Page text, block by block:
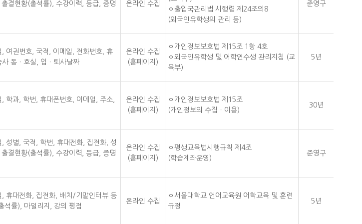
결현황(출석률), 수강이력, 등급, 증명
온라인 수집
ㅇ출입국관리법 시행령 제24조의8
(외국인유학생의 관리 등)
준영구
, 여권번호, 국적, 이메일, 전화번호, 휴
사 동ㆍ호실, 입ㆍ퇴사날짜
온라인 수집
(홈페이지)
ㅇ개인정보보호법 제15조 1항 4호
ㅇ외국인유학생 및 어학연수생 관리지침 (교
육부)
5년
, 학과, 학번, 휴대폰번호, 이메일, 주소,
온라인 수집
(홈페이지)
ㅇ개인정보보호법 제15조
(개인정보의 수집ㆍ이용)
30년
, 성별, 국적, 학번, 휴대전화, 집전화, 성
결현황(출석률), 수강이력, 등급, 증명
온라인 수집
(홈페이지)
ㅇ평생교육법시행규칙 제4조
(학습계좌운영)
준영구
, 휴대전화, 집전화, 배치/기말인터뷰 등
석률), 마일리지, 강의 평점
온라인 수집
ㅇ서울대학교 언어교육원 어학교육 및 훈련
규정
5년